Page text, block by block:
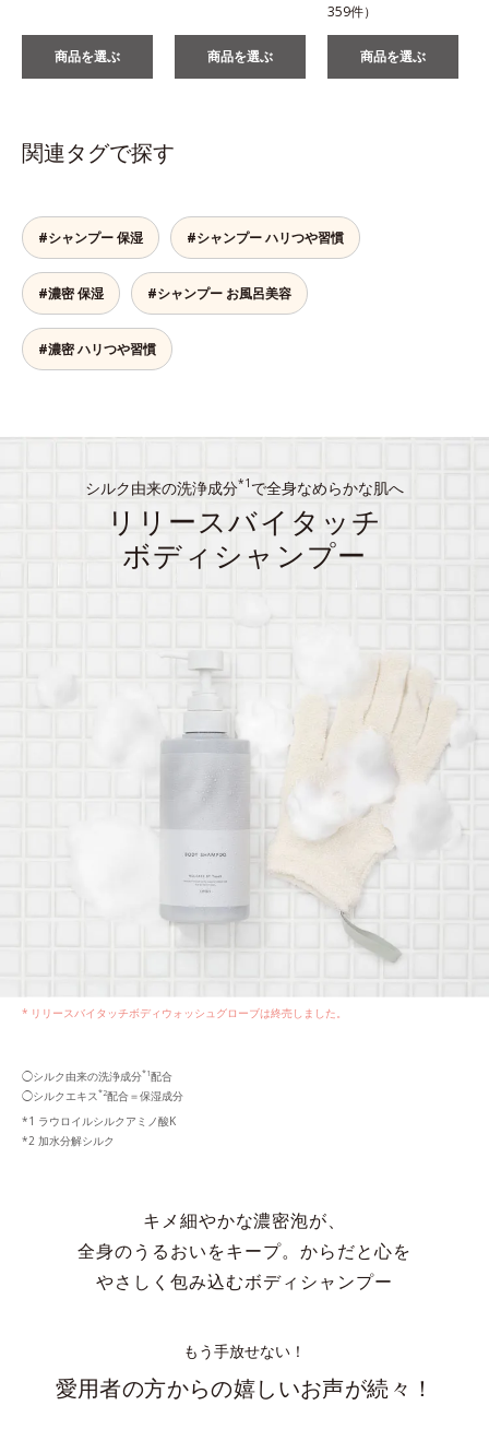
商品を選ぶ 商品を選ぶ
359件）
商品を選ぶ
関連タグで探す
#シャンプー 保湿 #シャンプー ハリつや習慣
#濃密 保湿 #シャンプー お風呂美容
#濃密 ハリつや習慣
シルク由来の洗浄成分*1 で全身なめらかな肌へ
リリースバイタッチ
ボディシャンプー
リリースバイタッチボディウォッシュグローブは終売しました。
◯シルク由来の洗浄成分*1配合
◯シルクエキス*2配合＝保湿成分
ラウロイルシルクアミノ酸K
加水分解シルク
キメ細やかな濃密泡が、
全身のうるおいをキープ。 からだと心を
やさしく包み込むボディシャンプー
もう手放せない！
愛用者の方からの嬉しいお声が続々！